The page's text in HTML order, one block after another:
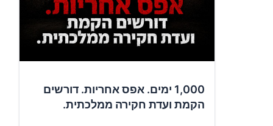
1,000 ימים. אפס אחריות. דורשים
הקמת ועדת חקירה ממלכתית.